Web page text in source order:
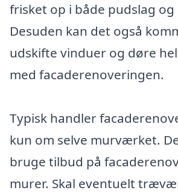
frisket op i både pudslag og
Desuden kan det også
udskifte vinduer og døre
med facaderenoveringen.
Typisk handler
kun om selve murværket.
bruge tilbud på
murer. Skal eventuelt